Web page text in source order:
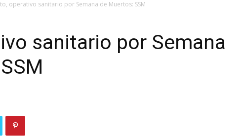
Marmor
operativo sanitario por Semana de Muertos: SSM
sanitario por Semana